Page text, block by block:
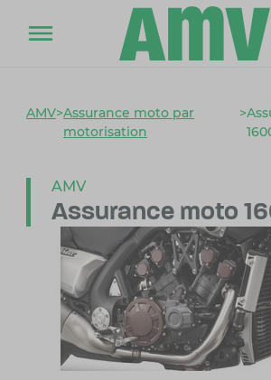
AMV>Assurance moto par
motorisation
>
AMV
Assurance moto